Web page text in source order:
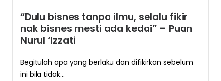
“Dulu bisnes tanpa ilmu, selalu fikir
nak bisnes mesti ada kedai” – Puan
Nurul ‘Izzati
Begitulah apa yang berlaku dan difikirkan sebelum
ini bila tidak...